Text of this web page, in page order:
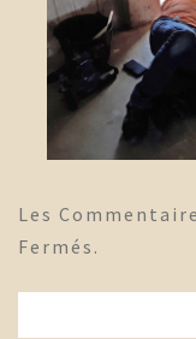
Les
Fermés.